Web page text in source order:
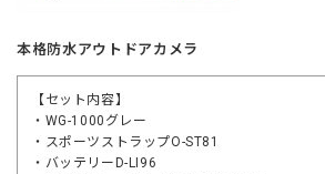
本格防水アウトドアカメラ
【セット内容】
・WG-1000グレー
・スポーツストラップO-ST81
・バッテリーD-LI96